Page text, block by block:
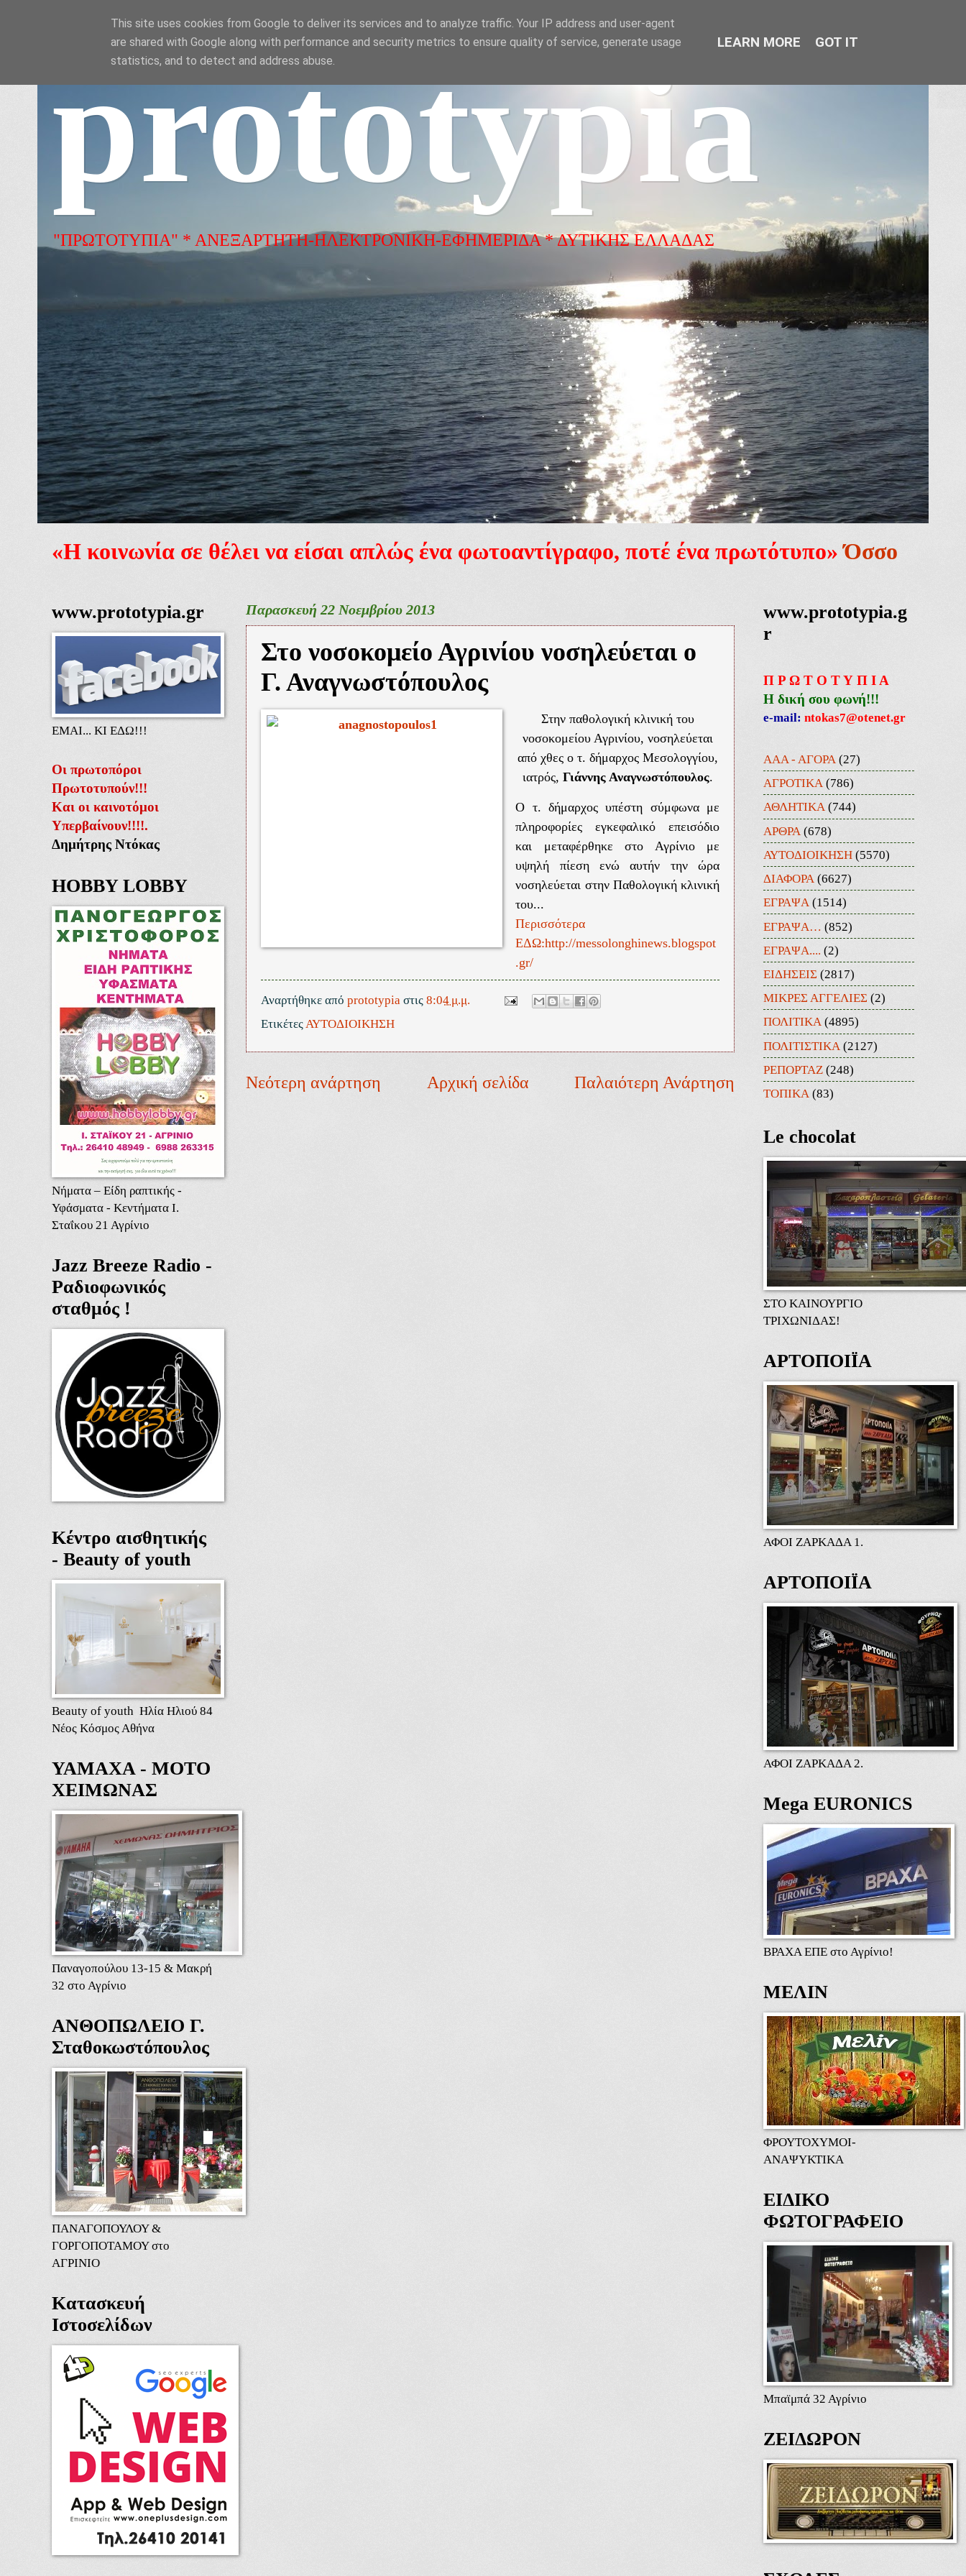
prototypia
"ΠΡΩΤΟΤΥΠΙΑ" * ΑΝΕΞΑΡΤΗΤΗ-ΗΛΕΚΤΡΟΝΙΚΗ-ΕΦΗΜΕΡΙΔΑ * ΔΥΤΙΚΗΣ ΕΛΛΑΔΑΣ
«Η κοινωνία σε θέλει να είσαι απλώς ένα φωτοαντίγραφο, ποτέ ένα πρωτότυπο» Όσσο
Παρασκευή 22 Νοεμβρίου 2013
Στο νοσοκομείο Αγρινίου νοσηλεύεται ο
Γ. Αναγνωστόπουλος
Στην παθολογική κλινική του
νοσοκομείου Αγρινίου, νοσηλεύεται
από χθες ο τ. δήμαρχος Μεσολογγίου,
ιατρός, Γιάννης Αναγνωστόπουλος.
Ο τ. δήμαρχος υπέστη σύμφωνα με
πληροφορίες εγκεφαλικό επεισόδιο
και μεταφέρθηκε στο Αγρίνιο με
υψηλή πίεση ενώ αυτήν την ώρα
νοσηλεύεται στην Παθολογική κλινική
του...
Περισσότερα
ΕΔΩ:http://messolonghinews.blogspot
.gr/
Αναρτήθηκε από prototypia στις 8:04 μ.μ.
ΕτικέτεςΑΥΤΟΔΙΟΙΚΗΣΗ
Νεότερη ανάρτηση Παλαιότερη Ανάρτηση
Αρχική σελίδα
www.prototypia.gr
ΕΜΑΙ... ΚΙ ΕΔΩ!!!
Οι πρωτοπόροι
Πρωτοτυπούν!!!
Και οι καινοτόμοι
Υπερβαίνουν!!!!.
Δημήτρης Ντόκας
HOBBY LOBBY
Νήματα – Είδη ραπτικής -
Υφάσματα - Κεντήματα Ι.
Σταΐκου 21 Αγρίνιο
Jazz Breeze Radio -
Ραδιοφωνικός
σταθμός !
Κέντρο αισθητικής
- Beauty of youth
Beauty of youth Ηλία Ηλιού 84
Νέος Κόσμος Αθήνα
ΥΑΜΑΧΑ - ΜΟΤΟ
ΧΕΙΜΩΝΑΣ
Παναγοπούλου 13-15 & Μακρή
32 στο Αγρίνιο
ΑΝΘΟΠΩΛΕΙΟ Γ.
Σταθοκωστόπουλος
ΠΑΝΑΓΟΠΟΥΛΟΥ &
ΓΟΡΓΟΠΟΤΑΜΟΥ στο
ΑΓΡΙΝΙΟ
Κατασκευή
Ιστοσελίδων
www.prototypia.g
r
Π Ρ Ω Τ Ο Τ Υ Π Ι Α
Η δική σου φωνή!!!
e-mail: ntokas7@otenet.gr
ΑΑΑ - ΑΓΟΡΑ (27)
ΑΓΡΟΤΙΚΑ (786)
ΑΘΛΗΤΙΚΑ (744)
ΑΡΘΡΑ (678)
ΑΥΤΟΔΙΟΙΚΗΣΗ (5570)
ΔΙΑΦΟΡΑ (6627)
ΕΓΡΑΨΑ (1514)
ΕΓΡΑΨΑ… (852)
ΕΓΡΑΨΑ.... (2)
ΕΙΔΗΣΕΙΣ (2817)
ΜΙΚΡΕΣ ΑΓΓΕΛΙΕΣ (2)
ΠΟΛΙΤΙΚΑ (4895)
ΠΟΛΙΤΙΣΤΙΚΑ (2127)
ΡΕΠΟΡΤΑΖ (248)
ΤΟΠΙΚΑ (83)
Le chocolat
ΣΤΟ ΚΑΙΝΟΥΡΓΙΟ
ΤΡΙΧΩΝΙΔΑΣ!
ΑΡΤΟΠΟΙΪΑ
ΑΦΟΙ ΖΑΡΚΑΔΑ 1.
ΑΡΤΟΠΟΙΪΑ
ΑΦΟΙ ΖΑΡΚΑΔΑ 2.
Mega EURONICS
ΒΡΑΧΑ ΕΠΕ στο Αγρίνιο!
ΜΕΛΙΝ
ΦΡΟΥΤΟΧΥΜΟΙ-
ΑΝΑΨΥΚΤΙΚΑ
ΕΙΔΙΚΟ
ΦΩΤΟΓΡΑΦΕΙΟ
Μπαϊμπά 32 Αγρίνιο
ΖΕΙΔΩΡΟΝ
This site uses cookies from Google to deliver its services and to analyze traffic. Your IP address and user-agent
are shared with Google along with performance and security metrics to ensure quality of service, generate usage
statistics, and to detect and address abuse.
LEARN MORE GOT IT